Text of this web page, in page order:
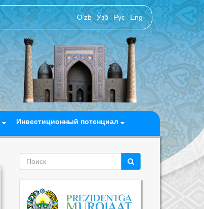
O‘zb Ўзб Рус Eng
Инвестиционный потенциал